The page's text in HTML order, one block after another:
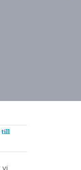
till
vi